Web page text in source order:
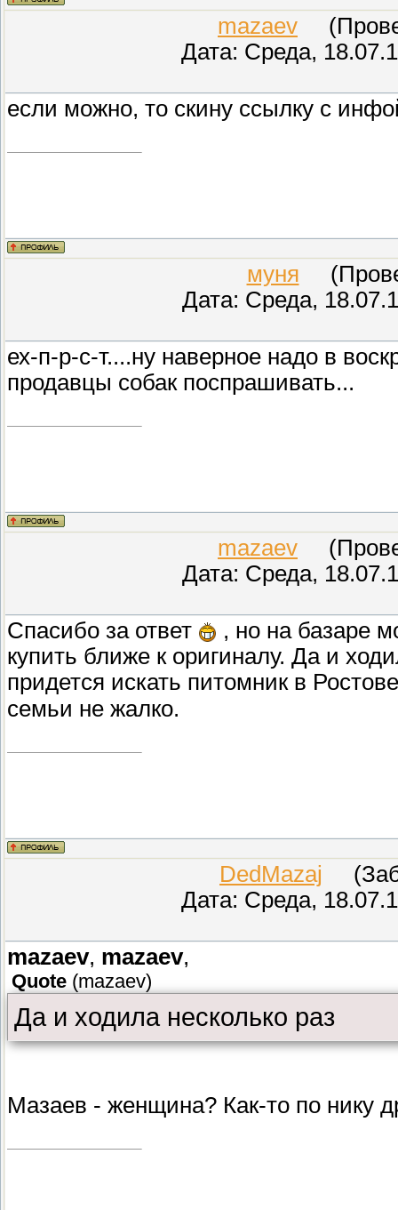
mazaev
Дата: Среда,
если можно, то скину ссылку с
муня
Дата: Среда,
ех-п-р-с-т....ну наверное надо в
продавцы собак поспрашивать...
mazaev
Дата: Среда,
Спасибо за ответ
, но на базаре
купить ближе к оригиналу. Да и
придется искать питомник в
семьи не жалко.
DedMazaj
Дата: Среда,
mazaev, mazaev,
Quote (mazaev)
Да и ходила несколько раз
Мазаев - женщина? Как-то по нику